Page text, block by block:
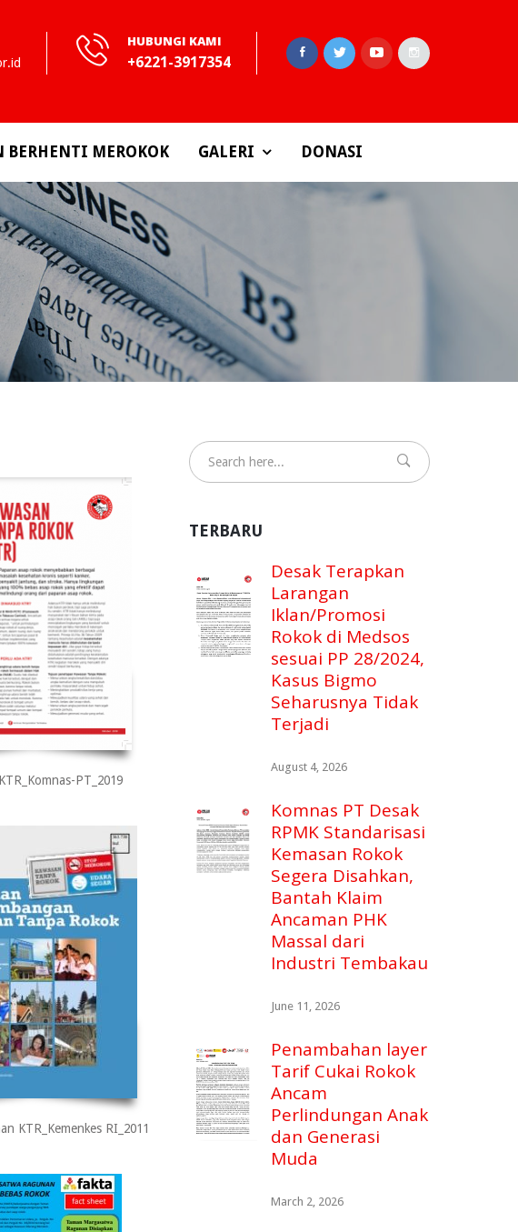
HUBUNGI KAMI
+6221-3917354
BERHENTI MEROKOK GALERI DONASI
PT_2019
KTR_Kemenkes RI_2011
TERBARU
Desak Terapkan
Larangan
Iklan/Promosi
Rokok di Medsos
sesuai PP 28/2024,
Kasus Bigmo
Seharusnya Tidak
Terjadi
August 4, 2026
Komnas PT Desak
RPMK Standarisasi
Kemasan Rokok
Segera Disahkan,
Bantah Klaim
Ancaman PHK
Massal dari
Industri Tembakau
June 11, 2026
Penambahan layer
Tarif Cukai Rokok
Ancam
Perlindungan Anak
dan Generasi
Muda
March 2, 2026